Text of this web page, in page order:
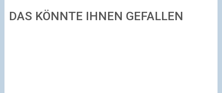
DAS KÖNNTE IHNEN GEFALLEN